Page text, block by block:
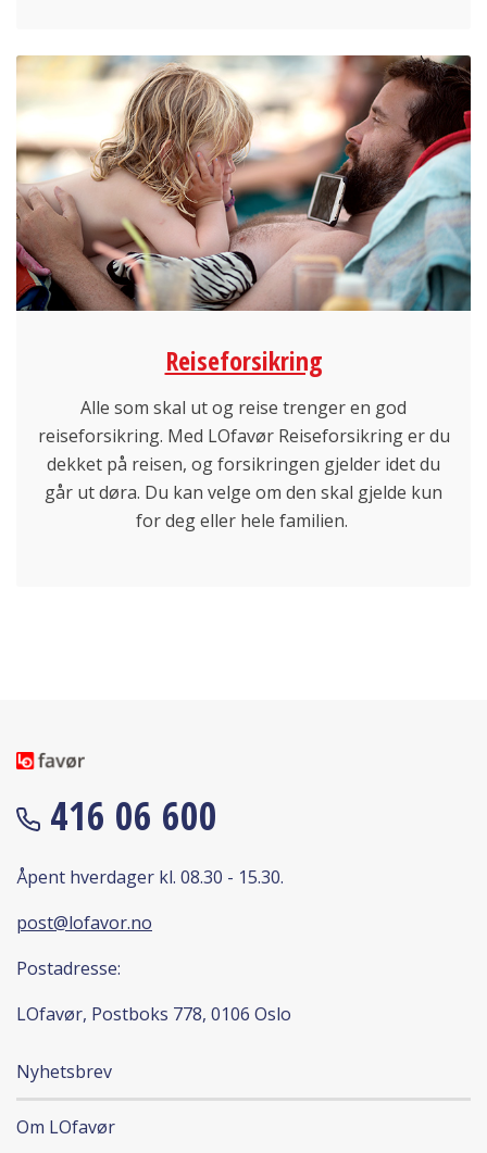
Reiseforsikring
Alle som skal ut og reise trenger en god
reiseforsikring. Med LOfavør Reiseforsikring er du
dekket på reisen, og forsikringen gjelder idet du
går ut døra. Du kan velge om den skal gjelde kun
for deg eller hele familien.
416 06 600
Åpent hverdager kl. 08.30 - 15.30.
post@lofavor.no
Postadresse:
LOfavør, Postboks 778, 0106 Oslo
Nyhetsbrev
Om LOfavør